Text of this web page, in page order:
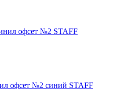
офсет №2 синий STAFF